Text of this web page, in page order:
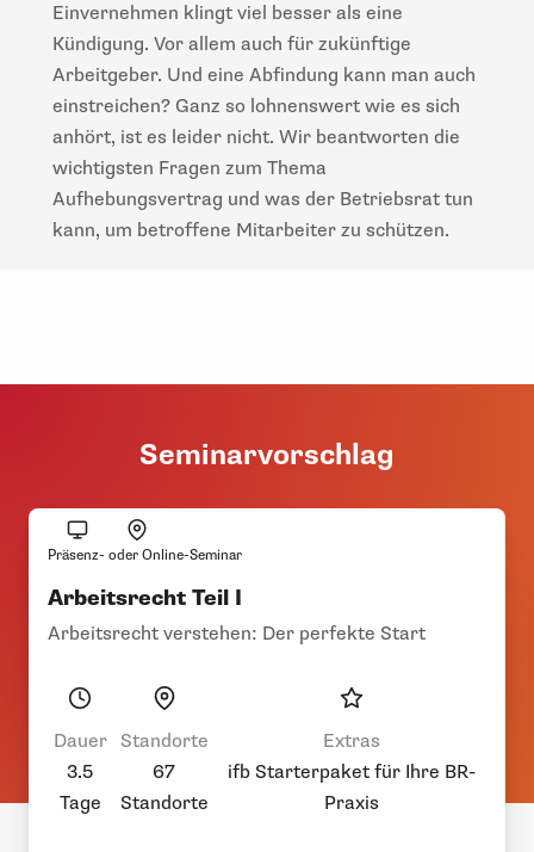
Einvernehmen klingt viel besser als eine
Kündigung. Vor allem auch für zukünftige
Arbeitgeber. Und eine Abfindung kann man auch
einstreichen? Ganz so lohnenswert wie es sich
anhört, ist es leider nicht. Wir beantworten die
wichtigsten Fragen zum Thema
Aufhebungsvertrag und was der Betriebsrat tun
kann, um betroffene Mitarbeiter zu schützen.
Seminarvorschlag
Präsenz- oder Online-Seminar
Arbeitsrecht Teil I
Arbeitsrecht verstehen: Der perfekte Start
Dauer
3.5
Tage
Standorte
67
Standorte
Extras
ifb Starterpaket für Ihre BR-
Praxis